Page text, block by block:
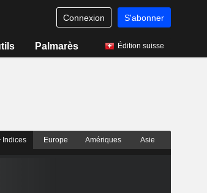
Connexion S'abonner
Palmarès Édition suisse
Indices Europe Amériques Asie